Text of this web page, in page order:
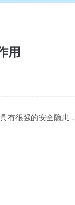
用
很强的安全隐患